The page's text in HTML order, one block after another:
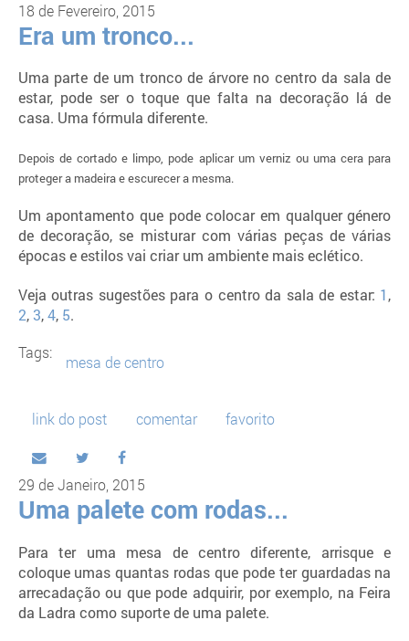
18 de Fevereiro, 2015
Era um tronco...
Uma parte de um tronco de árvore no centro da sala de
estar, pode ser o toque que falta na decoração lá de
casa. Uma fórmula diferente.
Depois de cortado e limpo, pode aplicar um verniz ou uma cera para
proteger a madeira e escurecer a mesma.
Um apontamento que pode colocar em qualquer género
de decoração, se misturar com várias peças de várias
épocas e estilos vai criar um ambiente mais eclético.
Veja outras sugestões para o centro da sala de estar: 1 ,
2, 3, 4, 5.
Tags:
mesa de centro
link do post comentar favorito
29 de Janeiro, 2015
Uma palete com rodas...
Para ter uma mesa de centro diferente, arrisque e
coloque umas quantas rodas que pode ter guardadas na
arrecadação ou que pode adquirir, por exemplo, na Feira
da Ladra como suporte de uma palete.